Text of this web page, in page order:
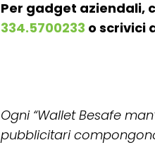
Per gadget aziendali,
334.5700233 o scrivici
Ogni “Wallet Besafe
pubblicitari